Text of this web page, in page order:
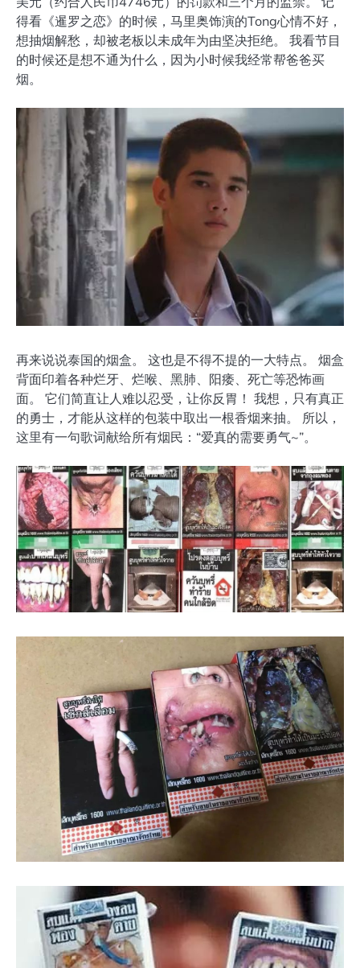
得看《暹罗之恋》的时候，马里奥饰演的Tong心情不好，
想抽烟解愁，却被老板以未成年为由坚决拒绝。 我看节目
的时候还是想不通为什么，因为小时候我经常帮爸爸买
烟。
再来说说泰国的烟盒。 这也是不得不提的一大特点。 烟盒
背面印着各种烂牙、烂喉、黑肺、阳痿、死亡等恐怖画
面。 它们简直让人难以忍受，让你反胃！ 我想，只有真正
的勇士，才能从这样的包装中取出一根香烟来抽。 所以，
这里有一句歌词献给所有烟民：“爱真的需要勇气~”。